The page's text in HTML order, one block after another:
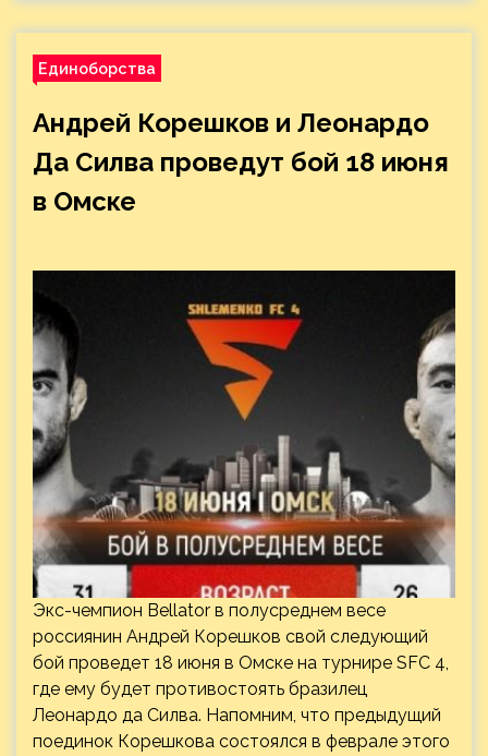
Единоборства
Андрей Корешков и Леонардо
Да Силва проведут бой 18 июня
в Омске
Экс-чемпион Bellator в полусреднем весе
россиянин Андрей Корешков свой следующий
бой проведет 18 июня в Омске на турнире SFC 4,
где ему будет противостоять бразилец
Леонардо да Силва. Напомним, что предыдущий
поединок Корешкова состоялся в феврале этого